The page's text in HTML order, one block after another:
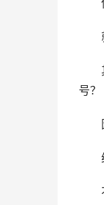
就
其
号？
因
给
不